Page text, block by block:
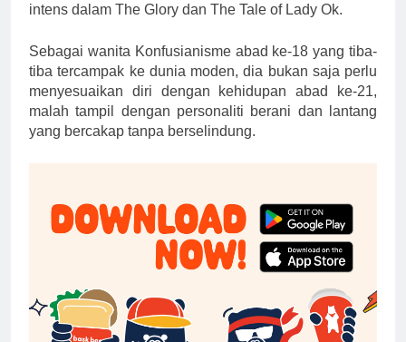
intens dalam The Glory dan The Tale of Lady Ok.
Sebagai wanita Konfusianisme abad ke-18 yang tiba-
tiba tercampak ke dunia moden, dia bukan saja perlu
menyesuaikan diri dengan kehidupan abad ke-21,
malah tampil dengan personaliti berani dan lantang
yang bercakap tanpa berselindung.